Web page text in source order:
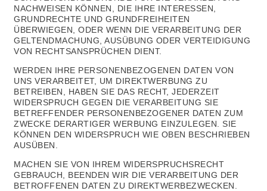
NACHWEISEN KÖNNEN, DIE IHRE INTERESSEN,
GRUNDRECHTE UND GRUNDFREIHEITEN
ÜBERWIEGEN, ODER WENN DIE VERARBEITUNG DER
GELTENDMACHUNG, AUSÜBUNG ODER VERTEIDIGUNG
VON RECHTSANSPRÜCHEN DIENT.
WERDEN IHRE PERSONENBEZOGENEN DATEN VON
UNS VERARBEITET, UM DIREKTWERBUNG ZU
BETREIBEN, HABEN SIE DAS RECHT, JEDERZEIT
WIDERSPRUCH GEGEN DIE VERARBEITUNG SIE
BETREFFENDER PERSONENBEZOGENER DATEN ZUM
ZWECKE DERARTIGER WERBUNG EINZULEGEN. SIE
KÖNNEN DEN WIDERSPRUCH WIE OBEN BESCHRIEBEN
AUSÜBEN.
MACHEN SIE VON IHREM WIDERSPRUCHSRECHT
GEBRAUCH, BEENDEN WIR DIE VERARBEITUNG DER
BETROFFENEN DATEN ZU DIREKTWERBEZWECKEN.